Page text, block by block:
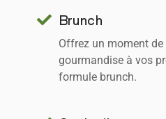
Brunch
Offrez un moment de
gourmandise à vos
formule brunch.